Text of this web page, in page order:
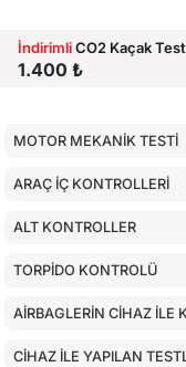
İndirimliCO2 Kaçak
1.400 ₺
MOTOR MEKANİK TESTİ
ARAÇ İÇ KONTROLLERİ
ALT KONTROLLER
TORPİDO KONTROLÜ
AİRBAGLERİN CİHAZ İLE
CİHAZ İLE YAPILAN